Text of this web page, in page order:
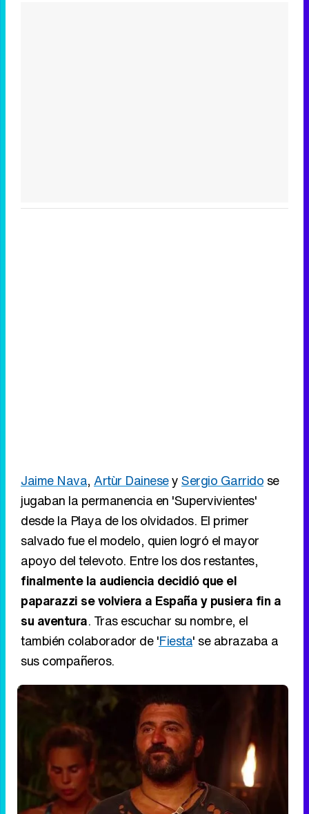
Jaime Nava, Artùr DaineseySergio Garrido se
jugaban la permanencia en 'Supervivientes'
desde la Playa de los olvidados. El primer
salvado fue el modelo, quien logró el mayor
apoyo del televoto. Entre los dos restantes,
finalmente la audiencia decidió que el
paparazzi se volviera a España y pusiera fin a
su aventura. Tras escuchar su nombre, el
también colaborador de 'Fiesta' se abrazaba a
sus compañeros.